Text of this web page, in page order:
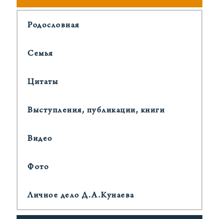
Родословная
Cемья
Цитаты
Выступления, публикации, книги
Видео
Фото
Личное дело Д.А.Кунаева